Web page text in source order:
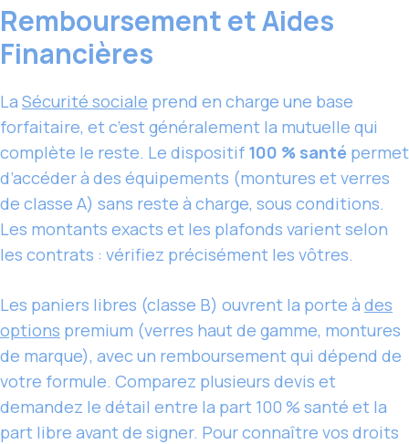
Remboursement et Aides
Financières
La Sécurité sociale prend en charge une base
forfaitaire, et c’est généralement la mutuelle qui
complète le reste. Le dispositif 100 % santé permet
d’accéder à des équipements (montures et verres
de classe A) sans reste à charge, sous conditions.
Les montants exacts et les plafonds varient selon
les contrats : vérifiez précisément les vôtres.
Les paniers libres (classe B) ouvrent la porte à des
options premium (verres haut de gamme, montures
de marque), avec un remboursement qui dépend de
votre formule. Comparez plusieurs devis et
demandez le détail entre la part 100 % santé et la
part libre avant de signer. Pour connaître vos droits